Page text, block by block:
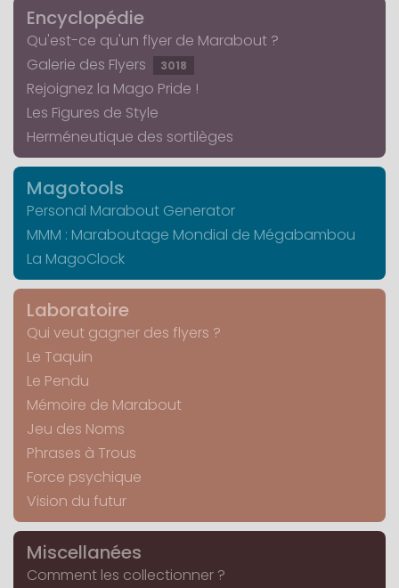
Encyclopédie
Qu'est-ce qu'un flyer de Marabout ?
Galerie des Flyers
3018
Rejoignez la Mago Pride !
Les Figures de Style
Herméneutique des sortilèges
Magotools
Personal Marabout Generator
MMM : Maraboutage Mondial de Mégabambou
La MagoClock
Laboratoire
Qui veut gagner des flyers ?
Le Taquin
Le Pendu
Mémoire de Marabout
Jeu des Noms
Phrases à Trous
Force psychique
Vision du futur
Miscellanées
Comment les collectionner ?